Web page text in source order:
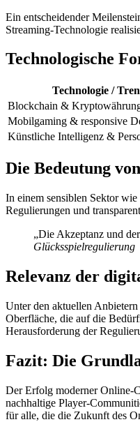
Ein entscheidender
Streaming-Technologie
Technologische
Technologie /
Blockchain &
Mobilgaming & responsive
Künstliche Intelligenz &
Die Bedeutung
In einem sensiblen Sektor
Regulierungen und
„Die Akzeptanz und
Glücksspielregulierung
Relevanz der
Unter den aktuellen
Oberfläche, die auf die
Herausforderung der
Fazit: Die
Der Erfolg moderner Online-
nachhaltige Player-
für alle, die die Zukunft des